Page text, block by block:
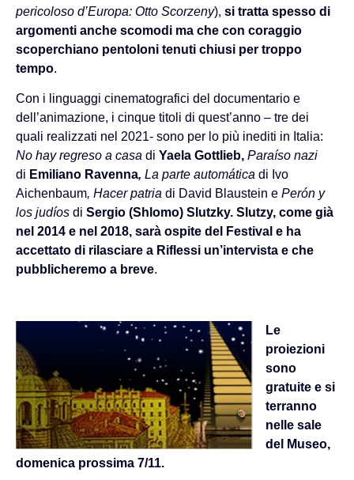
pericoloso d’Europa: Otto Scorzeny), si tratta spesso di
argomenti anche scomodi ma che con coraggio
scoperchiano pentoloni tenuti chiusi per troppo
tempo.
Con i linguaggi cinematografici del documentario e
dell’animazione, i cinque titoli di quest’anno – tre dei
quali realizzati nel 2021- sono per lo più inediti in Italia:
No hay regreso a casa di Yaela Gottlieb, Paraíso nazi
di Emiliano Ravenna, La parte automática di Ivo
Aichenbaum, Hacer patria di David Blaustein e Perón y
los judíos di Sergio (Shlomo) Slutzky. Slutzy, come già
nel 2014 e nel 2018, sarà ospite del Festival e ha
accettato di rilasciare a Riflessi un’intervista e che
pubblicheremo a breve.
Le
proiezioni
sono
gratuite e si
terranno
nelle sale
del Museo,
domenica prossima 7/11.